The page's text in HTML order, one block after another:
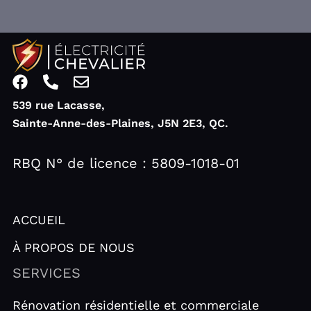
F
a
c
e
o
o
P
h
o
n
-
a
E
v
e
o
p
539 rue Lacasse,
Sainte-Anne-des-Plaines, J5N 2E3, QC.
RBQ N° de licence : 5809-1018-01
ACCUEIL
À PROPOS DE NOUS
SERVICES
Rénovation résidentielle et commerciale